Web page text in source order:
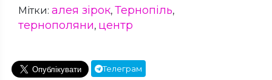
Мітки: алея зірок, Тернопіль,
тернополяни, центр
Телеграм